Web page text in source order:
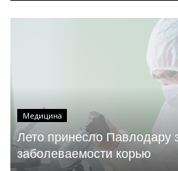
Медицина
Лето принесло Павлодару
заболеваемости корью